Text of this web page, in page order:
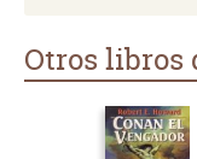
Otros libros